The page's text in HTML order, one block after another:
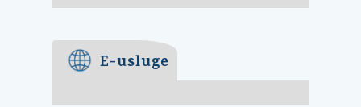
E-usluge